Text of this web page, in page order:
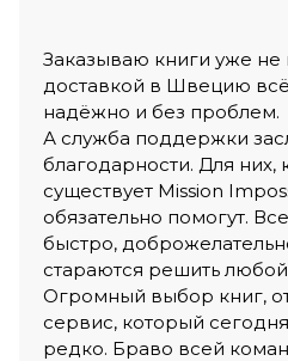
Заказываю книги уже
доставкой в Швецию
надёжно и без проблем.
А служба поддержки
благодарности. Для них,
существует Mission
обязательно помогут.
быстро,
стараются решить
Огромный выбор книг,
сервис, который
редко. Браво всей